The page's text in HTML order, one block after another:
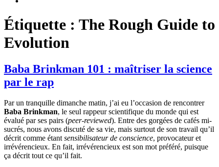
Étiquette : The Rough Guide to
Evolution
Baba Brinkman 101 : maîtriser la science
par le rap
Par un tranquille dimanche matin, j’ai eu l’occasion de rencontrer
Baba Brinkman, le seul rappeur scientifique du monde qui est
évalué par ses pairs (peer-reviewed). Entre des gorgées de cafés mi-
sucrés, nous avons discuté de sa vie, mais surtout de son travail qu’il
décrit comme étant sensibilisateur de conscience, provocateur et
irrévérencieux. En fait, irrévérencieux est son mot préféré, puisque
ça décrit tout ce qu’il fait.